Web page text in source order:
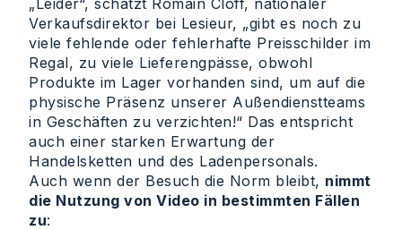
Verkaufsdirektor bei Lesieur, „gibt es noch zu
viele fehlende oder fehlerhafte Preisschilder im
Regal, zu viele Lieferengpässe, obwohl
Produkte im Lager vorhanden sind, um auf die
physische Präsenz unserer Außendienstteams
in Geschäften zu verzichten!“ Das entspricht
auch einer starken Erwartung der
Handelsketten und des Ladenpersonals.
Auch wenn der Besuch die Norm bleibt, nimmt
die Nutzung von Video in bestimmten Fällen
zu: